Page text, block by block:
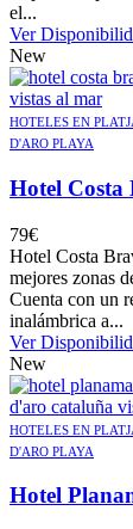
el...
Ver
New
HOTELES EN
D'ARO PLAYA
Hotel Costa
79€
Hotel Costa
mejores zonas
Cuenta con un
inalámbrica a...
Ver
New
HOTELES EN
D'ARO PLAYA
Hotel